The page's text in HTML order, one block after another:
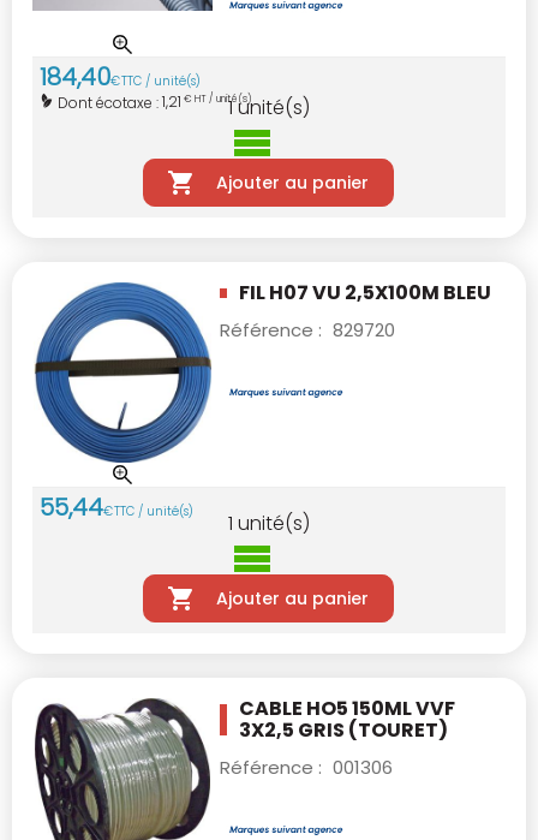
184,40€TTC / unité(s)
Dont écotaxe :1,21 € HT / unité(s)
1unité(s)
Ajouter au panier
FIL H07 VU 2,5X100M BLEU
Référence : 829720
55,44€TTC / unité(s) 1 unité(s)
Ajouter au panier
CABLE HO5 150ML VVF
3X2,5 GRIS (TOURET)
Référence : 001306